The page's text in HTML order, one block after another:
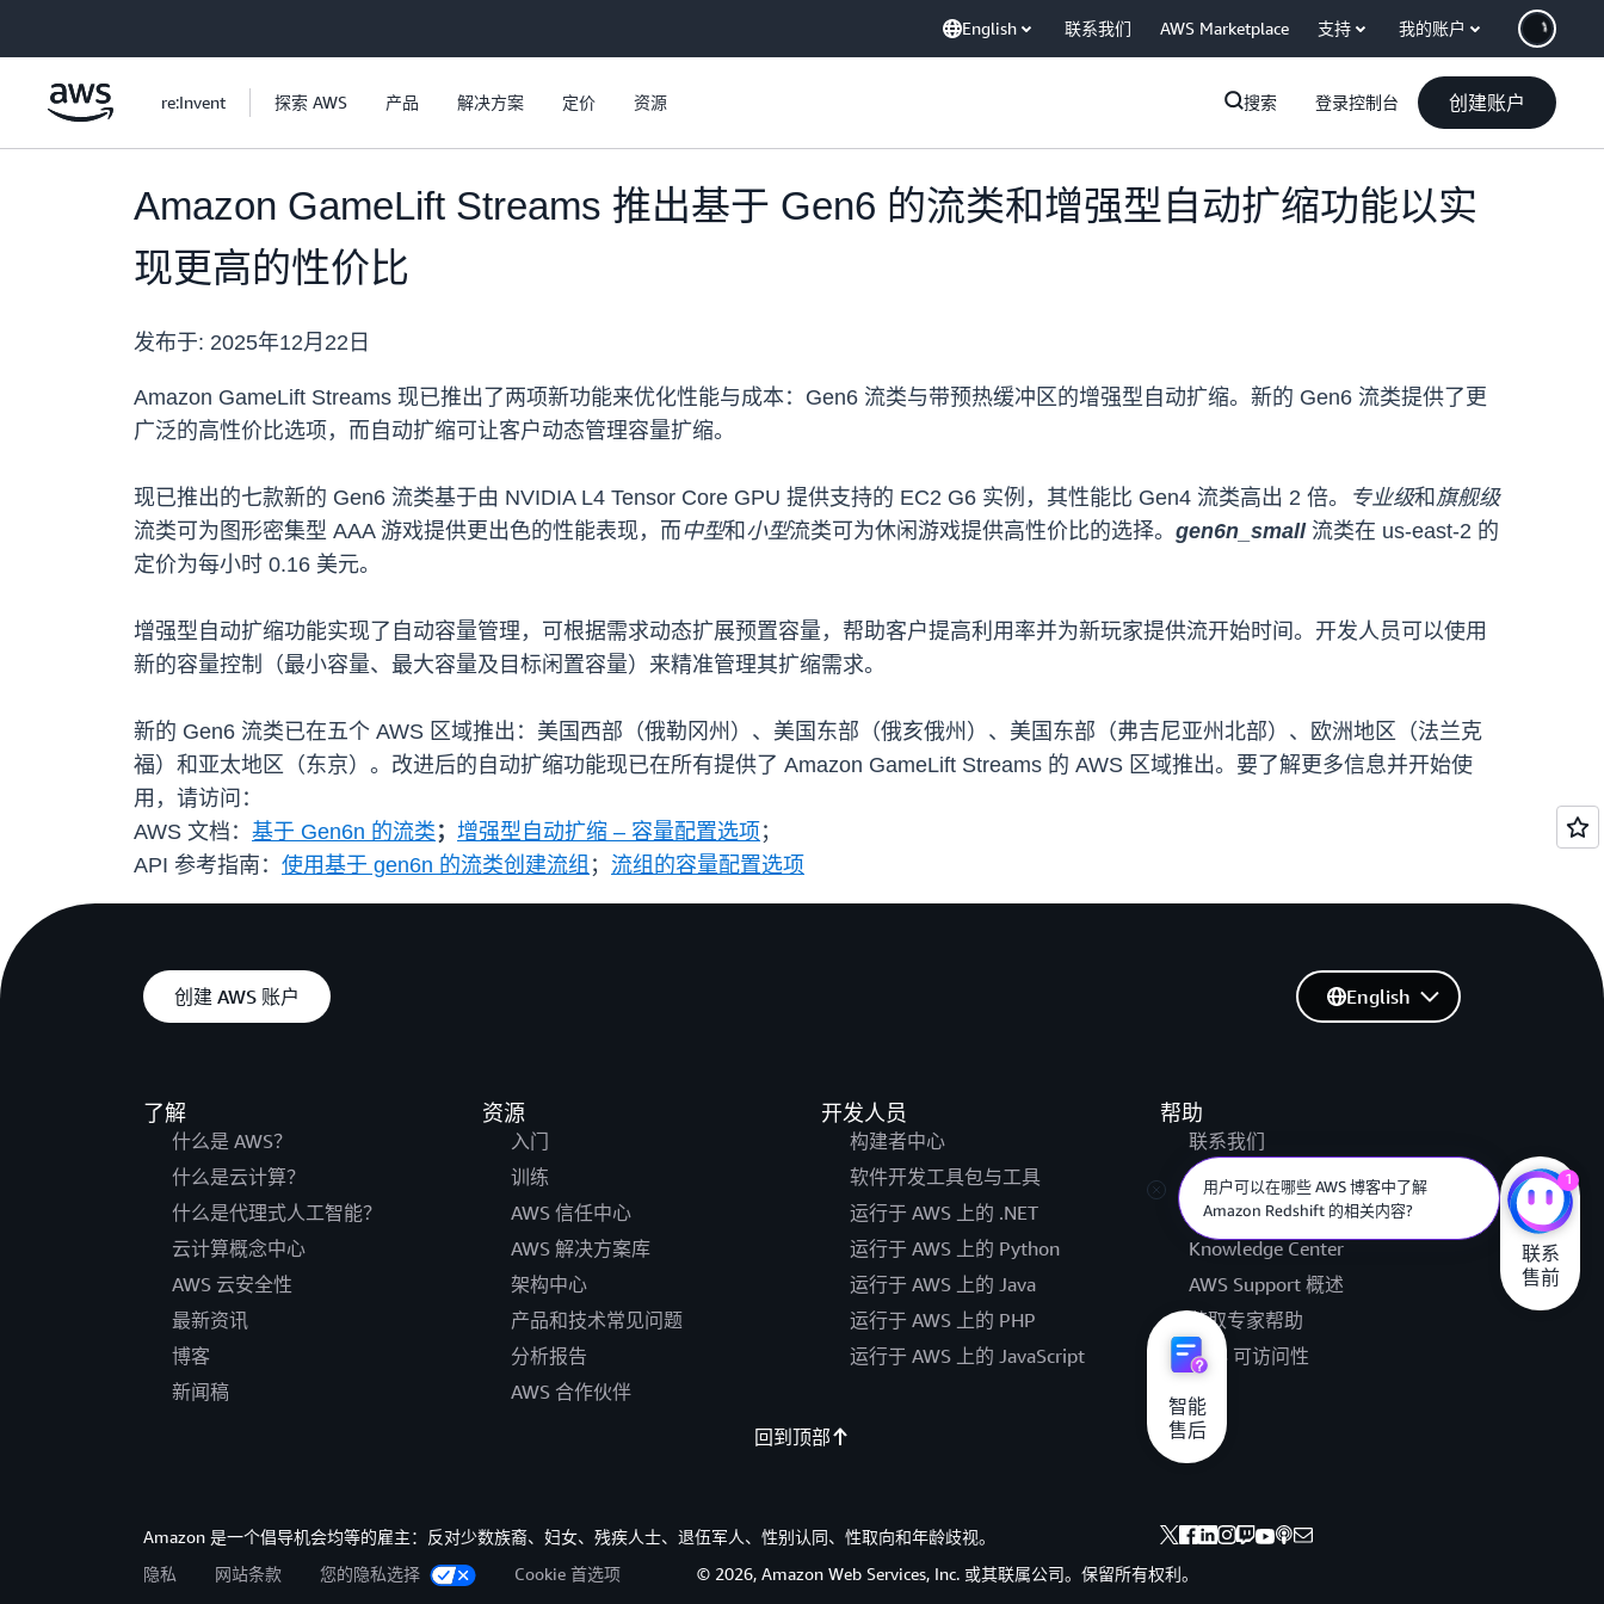
English 联系我们 AWS Marketplace 支持 我的账户
re:Invent 探索 AWS 产品 解决方案 定价 资源 搜索 登录控制台 创建账户
Amazon GameLift Streams 推出基于 Gen6 的流类和增强型自动扩缩功能以实
现更高的性价比
发布于: 2025年12月22日
Amazon GameLift Streams 现已推出了两项新功能来优化性能与成本：Gen6 流类与带预热缓冲区的增强型自动扩缩。新的 Gen6 流类提供了更
广泛的高性价比选项，而自动扩缩可让客户动态管理容量扩缩。
现已推出的七款新的 Gen6 流类基于由 NVIDIA L4 Tensor Core GPU 提供支持的 EC2 G6 实例，其性能比 Gen4 流类高出 2 倍。 专业级和 旗舰级
流类可为图形密集型 AAA 游戏提供更出色的性能表现，而中型和 小型流类可为休闲游戏提供高性价比的选择。 gen6n_small流类在 us-east-2 的
定价为每小时 0.16 美元。
增强型自动扩缩功能实现了自动容量管理，可根据需求动态扩展预置容量，帮助客户提高利用率并为新玩家提供流开始时间。开发人员可以使用
新的容量控制（最小容量、最大容量及目标闲置容量）来精准管理其扩缩需求。
新的 Gen6 流类已在五个 AWS 区域推出：美国西部（俄勒冈州）、美国东部（俄亥俄州）、美国东部（弗吉尼亚州北部）、欧洲地区（法兰克
福）和亚太地区（东京）。改进后的自动扩缩功能现已在所有提供了 Amazon GameLift Streams 的 AWS 区域推出。要了解更多信息并开始使
用，请访问：
AWS 文档： 基于 Gen6n 的流类 ； 增强型自动扩缩 – 容量配置选项 ；
API 参考指南： 使用基于 gen6n 的流类创建流组 ； 流组的容量配置选项
创建 AWS 账户
了解
什么是 AWS？
什么是云计算？
什么是代理式人工智能？
云计算概念中心
AWS 云安全性
最新资讯
博客
新闻稿
资源
入门
训练
AWS 信任中心
AWS 解决方案库
架构中心
产品和技术常见问题
分析报告
AWS 合作伙伴
开发人员
构建者中心
软件开发工具包与工具
运行于 AWS 上的 .NET
运行于 AWS 上的 Python
运行于 AWS 上的 Java
运行于 AWS 上的 PHP
运行于 AWS 上的 JavaScript
帮助
联系我们
提交支持工单
AWS re:Post
Knowledge Center
AWS Support 概述
获取专家帮助
AWS 可访问性
法律
English
回到顶部
Amazon 是一个倡导机会均等的雇主：反对少数族裔、妇女、残疾人士、退伍军人、性别认同、性取向和年龄歧视。
隐私
网站条款 您的隐私选择 Cookie 首选项 © 2026, Amazon Web Services, Inc. 或其联属公司。保留所有权利。
用户可以在哪些 AWS 博客中了解
Amazon Redshift 的相关内容?
1
联系
售前
智能
售后